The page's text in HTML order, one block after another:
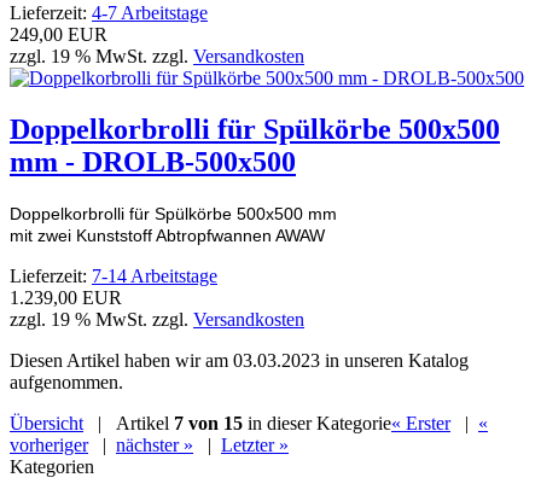
Lieferzeit: 4-7 Arbeitstage
249,00 EUR
zzgl. 19 % MwSt. zzgl. Versandkosten
Doppelkorbrolli für Spülkörbe 500x500
mm - DROLB-500x500
Doppelkorbrolli für Spülkörbe 500x500 mm
mit zwei Kunststoff Abtropfwannen AWAW
Lieferzeit: 7-14 Arbeitstage
1.239,00 EUR
zzgl. 19 % MwSt. zzgl. Versandkosten
Diesen Artikel haben wir am 03.03.2023 in unseren Katalog
aufgenommen.
Übersicht | Artikel 7 von 15 in dieser Kategorie« Erster| «
vorheriger| nächster » | Letzter »
Kategorien